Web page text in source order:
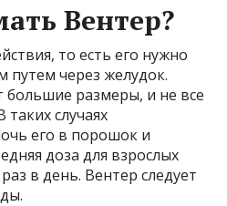
Вентер?
то есть его нужно
путем через желудок.
большие размеры, и не все
таких случаях
его в порошок и
доза для взрослых
в день. Вентер следует